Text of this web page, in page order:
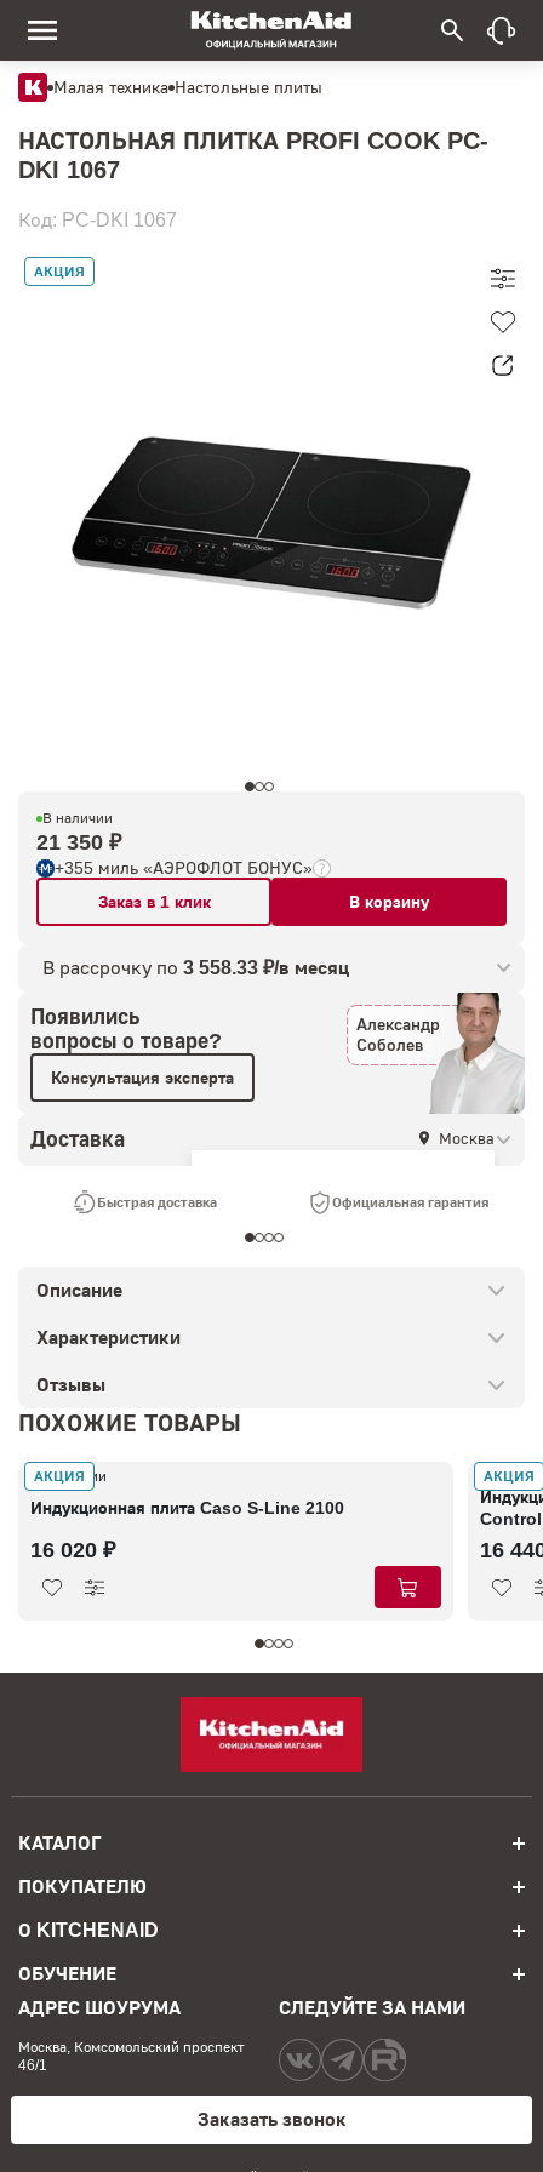
Малая техника Настольные плиты
НАСТОЛЬНАЯ ПЛИТКА PROFI COOK PC-
DKI 1067
Код: PC-DKI 1067
АКЦИЯ
В наличии
21 350 ₽
+355 миль «АЭРОФЛОТ БОНУС»
Заказ в 1 клик
В корзину
В рассрочку по 3 558.33 ₽/в месяц
Появились
вопросы о товаре?
Консультация эксперта
Александр
Соболев
Доставка Москва
Быстрая доставка Официальная гарантия
Описание
Характеристики
Отзывы
ПОХОЖИЕ ТОВАРЫ
АКЦИЯ
В наличии
Индукционная плита Caso S-Line 2100
16 020 ₽
АКЦИЯ
В
Control
16
КАТАЛОГ
ПОКУПАТЕЛЮ
О KITCHENAID
ОБУЧЕНИЕ
АДРЕС ШОУРУМА
Москва, Комсомольский проспект
46/1
СЛЕДУЙТЕ ЗА НАМИ
Заказать звонок